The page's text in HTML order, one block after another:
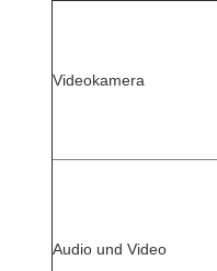
Videokamera
Audio und Video